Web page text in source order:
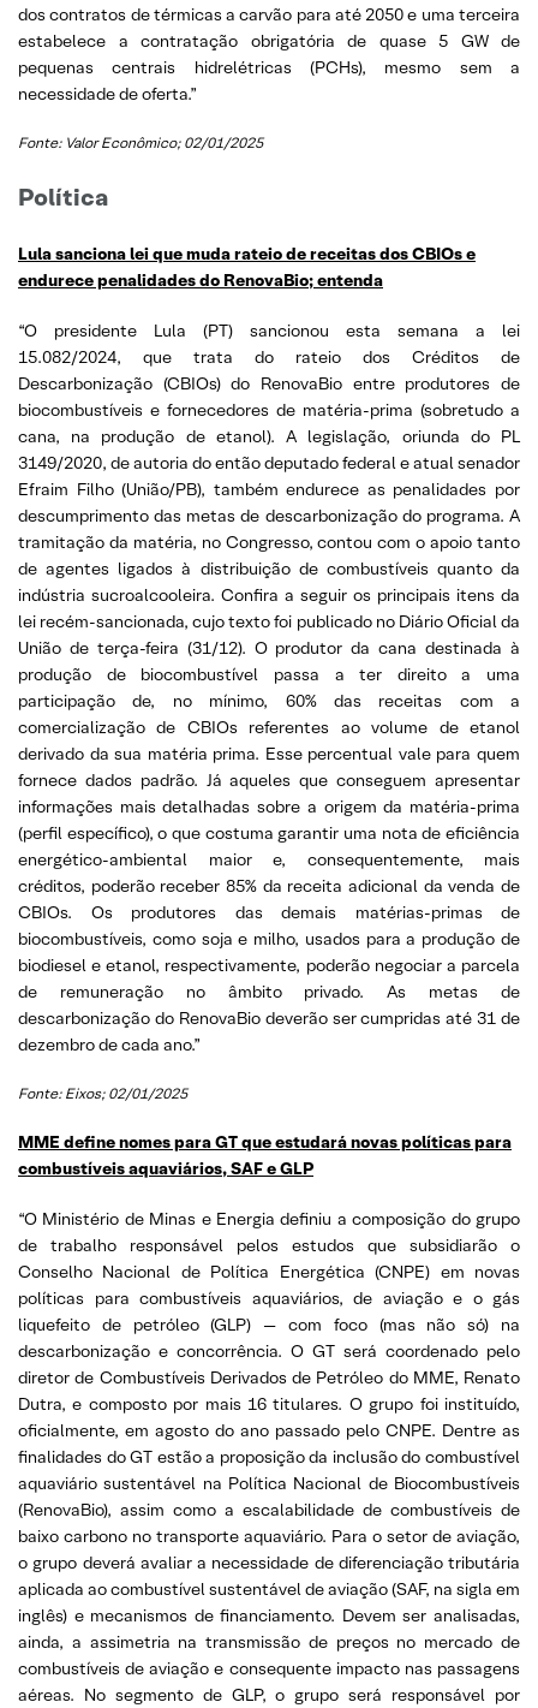
dos contratos de térmicas a carvão para até 2050 e uma terceira
estabelece a contratação obrigatória de quase 5 GW de
pequenas centrais hidrelétricas (PCHs), mesmo sem a
necessidade de oferta.”
Fonte: Valor Econômico; 02/01/2025
Política
Lula sanciona lei que muda rateio de receitas dos CBIOs e
endurece penalidades do RenovaBio; entenda
“O presidente Lula (PT) sancionou esta semana a lei
15.082/2024, que trata do rateio dos Créditos de
Descarbonização (CBIOs) do RenovaBio entre produtores de
biocombustíveis e fornecedores de matéria-prima (sobretudo a
cana, na produção de etanol). A legislação, oriunda do PL
3149/2020, de autoria do então deputado federal e atual senador
Efraim Filho (União/PB), também endurece as penalidades por
descumprimento das metas de descarbonização do programa. A
tramitação da matéria, no Congresso, contou com o apoio tanto
de agentes ligados à distribuição de combustíveis quanto da
indústria sucroalcooleira. Confira a seguir os principais itens da
lei recém-sancionada, cujo texto foi publicado no Diário Oficial da
União de terça-feira (31/12). O produtor da cana destinada à
produção de biocombustível passa a ter direito a uma
participação de, no mínimo, 60% das receitas com a
comercialização de CBIOs referentes ao volume de etanol
derivado da sua matéria prima. Esse percentual vale para quem
fornece dados padrão. Já aqueles que conseguem apresentar
informações mais detalhadas sobre a origem da matéria-prima
(perfil específico), o que costuma garantir uma nota de eficiência
energético-ambiental maior e, consequentemente, mais
créditos, poderão receber 85% da receita adicional da venda de
CBIOs. Os produtores das demais matérias-primas de
biocombustíveis, como soja e milho, usados para a produção de
biodiesel e etanol, respectivamente, poderão negociar a parcela
de remuneração no âmbito privado. As metas de
descarbonização do RenovaBio deverão ser cumpridas até 31 de
dezembro de cada ano.”
Fonte: Eixos; 02/01/2025
MME define nomes para GT que estudará novas políticas para
combustíveis aquaviários, SAF e GLP
“O Ministério de Minas e Energia definiu a composição do grupo
de trabalho responsável pelos estudos que subsidiarão o
Conselho Nacional de Política Energética (CNPE) em novas
políticas para combustíveis aquaviários, de aviação e o gás
liquefeito de petróleo (GLP) — com foco (mas não só) na
descarbonização e concorrência. O GT será coordenado pelo
diretor de Combustíveis Derivados de Petróleo do MME, Renato
Dutra, e composto por mais 16 titulares. O grupo foi instituído,
oficialmente, em agosto do ano passado pelo CNPE. Dentre as
finalidades do GT estão a proposição da inclusão do combustível
aquaviário sustentável na Política Nacional de Biocombustíveis
(RenovaBio), assim como a escalabilidade de combustíveis de
baixo carbono no transporte aquaviário. Para o setor de aviação,
o grupo deverá avaliar a necessidade de diferenciação tributária
aplicada ao combustível sustentável de aviação (SAF, na sigla em
inglês) e mecanismos de financiamento. Devem ser analisadas,
ainda, a assimetria na transmissão de preços no mercado de
combustíveis de aviação e consequente impacto nas passagens
aéreas. No segmento de GLP, o grupo será responsável por